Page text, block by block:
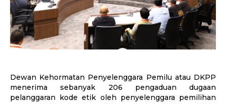
Dewan Kehormatan Penyelenggara Pemilu atau DKPP
menerima sebanyak 206 pengaduan dugaan
pelanggaran kode etik oleh penyelenggara pemilihan